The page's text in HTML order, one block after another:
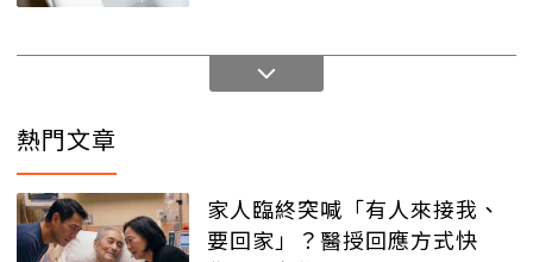
熱門文章
家人臨終突喊「有人來接我、
要回家」？醫授回應方式快